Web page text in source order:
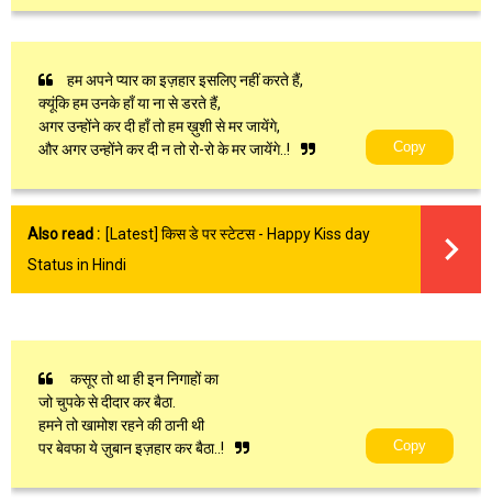
हम अपने प्यार का इज़हार इसलिए नहीं करते हैं,
क्यूंकि हम उनके हाँ या ना से डरते हैं,
अगर उन्होंने कर दी हाँ तो हम ख़ुशी से मर जायेंगे,
और अगर उन्होंने कर दी न तो रो-रो के मर जायेंगे..!
Copy
Also read : [Latest] किस डे पर स्टेटस - Happy Kiss day
Status in Hindi
कसूर तो था ही इन निगाहों का
जो चुपके से दीदार कर बैठा.
हमने तो खामोश रहने की ठानी थी
पर बेवफा ये ज़ुबान इज़हार कर बैठा..!
Copy